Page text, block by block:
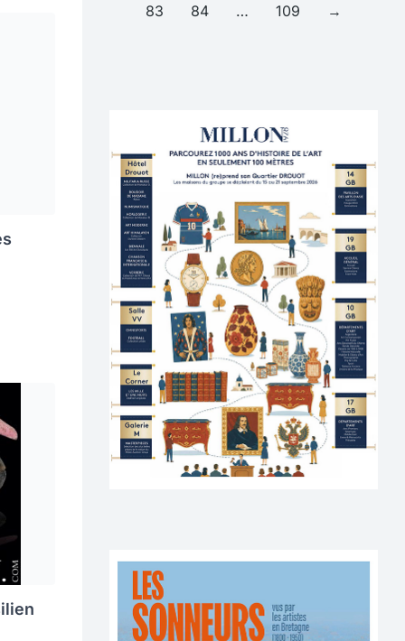
83
84 … 109 →